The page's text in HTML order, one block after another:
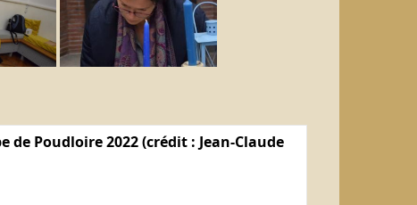
de Poudloire 2022 (crédit : Jean-Claude